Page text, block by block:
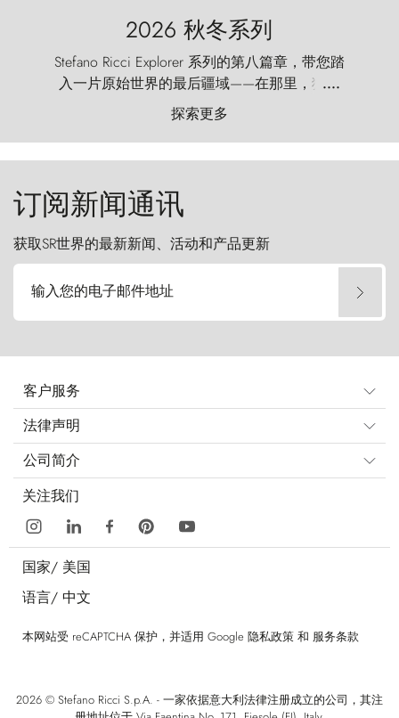
2026 秋冬系列
Stefano Ricci Explorer 系列的第八篇章，带您踏
入一片原始世界的最后疆域——在那里，狂风
以远古的怒号雕琢着自然，而百内塔（Torres
del Paine）则宛如石砌的哨兵，傲然向苍穹发
起挑战。
....
探索更多
订阅新闻通讯
获取SR世界的最新新闻、活动和产品更新
输入您的电子邮件地址
客户服务
法律声明
公司简介
关注我们
国家/ 美国
语言/ 中文
本网站受 reCAPTCHA 保护，并适用 Google 隐私政策 和 服务条款
2026 © Stefano Ricci S.p.A. - 一家依据意大利法律注册成立的公司，其注